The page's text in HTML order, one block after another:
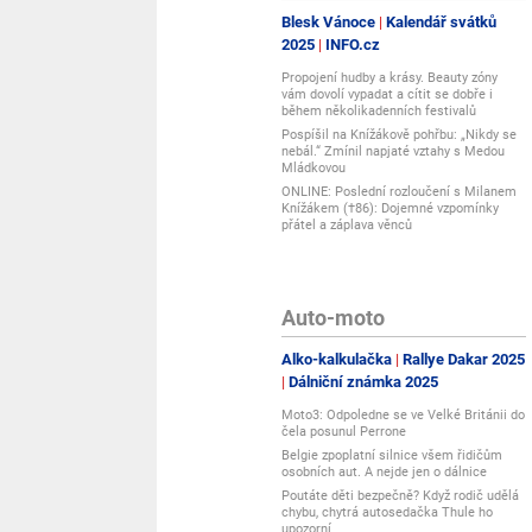
Blesk Vánoce Kalendář svátků
2025
INFO.cz
Propojení hudby a krásy. Beauty zóny
vám dovolí vypadat a cítit se dobře i
během několikadenních festivalů
Pospíšil na Knížákově pohřbu: „Nikdy se
nebál.“ Zmínil napjaté vztahy s Medou
Mládkovou
ONLINE: Poslední rozloučení s Milanem
Knížákem (†86): Dojemné vzpomínky
přátel a záplava věnců
Auto-moto
Alko-kalkulačka Rallye Dakar 2025
Dálniční známka 2025
Moto3: Odpoledne se ve Velké Británii do
čela posunul Perrone
Belgie zpoplatní silnice všem řidičům
osobních aut. A nejde jen o dálnice
Poutáte děti bezpečně? Když rodič udělá
chybu, chytrá autosedačka Thule ho